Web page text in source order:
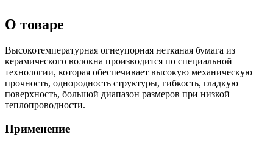
О товаре
Высокотемпературная огнеупорная нетканая бумага из
керамического волокна производится по специальной
технологии, которая обеспечивает высокую механическую
прочность, однородность структуры, гибкость, гладкую
поверхность, большой диапазон размеров при низкой
теплопроводности.
Применение